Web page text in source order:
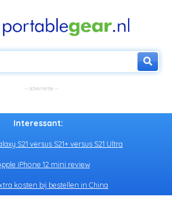
Interessant:
S21 versus S21+ versus S21 Ultra
iPhone 12 mini review
kosten bij bestellen in China